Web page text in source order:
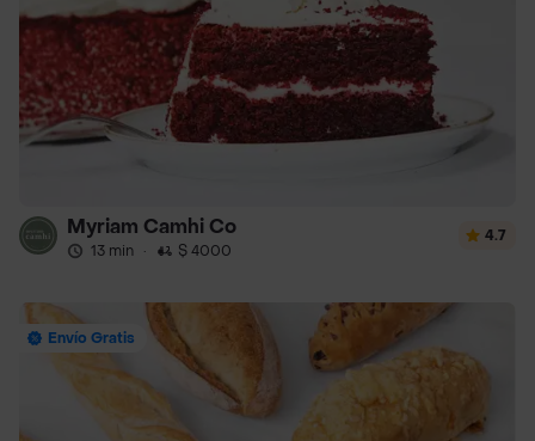
Myriam Camhi Co
13 min · $ 4000
4.7
Envío Gratis